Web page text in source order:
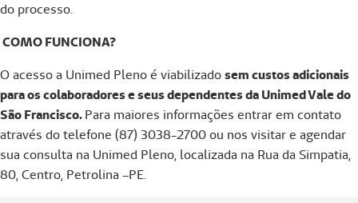
do processo.
COMO FUNCIONA?
O acesso a Unimed Pleno é viabilizadosem custos adicionais
para os colaboradores e seus dependentes da Unimed Vale do
São Francisco.Para maiores informações entrar em contato
através do telefone (87) 3038-2700 ou nos visitar e agendar
sua consulta na Unimed Pleno, localizada na Rua da Simpatia,
80, Centro, Petrolina –PE.